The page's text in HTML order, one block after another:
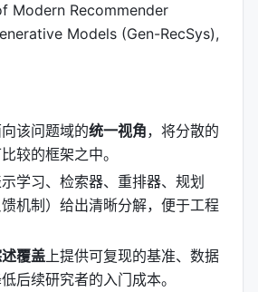
Modern Recommender
Models (Gen-RecSys),
该问题域的统一视角，将分散的
较的框架之中。
示学习、检索器、重排器、规划
机制）给出清晰分解，便于工程
覆盖上提供可复现的基准、数据
后续研究者的入门成本。